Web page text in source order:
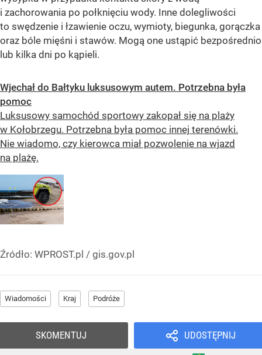
i zachorowania po połknięciu wody. Inne dolegliwości
to swędzenie i łzawienie oczu, wymioty, biegunka, gorączka
oraz bóle mięśni i stawów. Mogą one ustąpić bezpośrednio
lub kilka dni po kąpieli.
Wjechał do Bałtyku luksusowym autem. Potrzebna była
pomoc
Luksusowy samochód sportowy zakopał się na plaży
w Kołobrzegu. Potrzebna była pomoc innej terenówki.
Nie wiadomo, czy kierowca miał pozwolenie na wjazd
na plażę.
Źródło: WPROST.pl / gis.gov.pl
Wiadomości Kraj Podróże
UDOSTĘPNIJ
SKOMENTUJ